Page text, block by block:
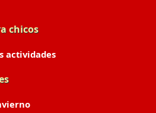
chicos
actividades